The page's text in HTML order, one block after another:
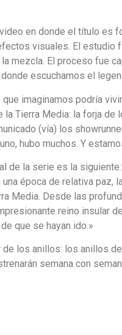
en donde el título es
visuales. El estudio
mezcla. El proceso fue
escuchamos el
que imaginamos podría
la Tierra Media: la forja
(vía) los
hubo muchos. Y
de la serie es la siguiente:
una época de relativa
Media. Desde las
reino insular
que se hayan ido.»
de los anillos: los anillos
semana con